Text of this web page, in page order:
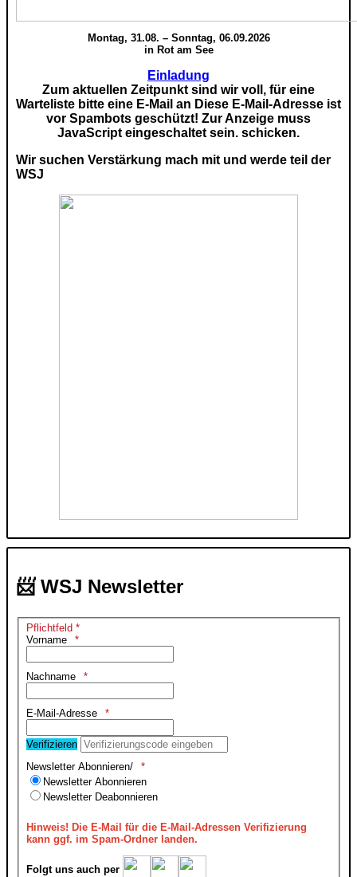
Montag, 31.08. – Sonntag, 06.09.2026
in Rot am See
Einladung
Zum aktuellen Zeitpunkt sind wir voll, für eine
Warteliste bitte eine E-Mail an Diese E-Mail-Adresse ist
vor Spambots geschützt! Zur Anzeige muss
JavaScript eingeschaltet sein. schicken.
Wir suchen Verstärkung mach mit und werde teil der
WSJ
📨 WSJ Newsletter
Pflichtfeld *
Vorname
Nachname
E-Mail-Adresse
Verifizieren
Newsletter Abonnieren/
Newsletter Abonnieren
Newsletter Deabonnieren
Hinweis! Die E-Mail für die E-Mail-Adressen Verifizierung
kann ggf. im Spam-Ordner landen.
Folgt uns auch per